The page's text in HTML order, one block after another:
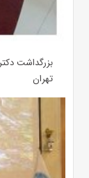
بزرگداشت
تهران